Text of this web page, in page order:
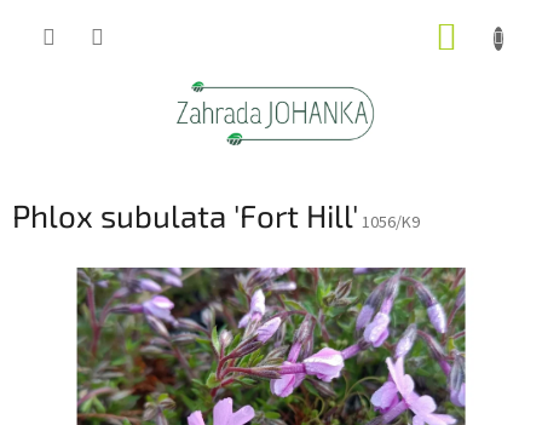
Phlox subulata 'Fort Hill' 1056/K9